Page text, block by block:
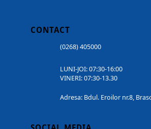
CONTACT
(0268) 405000
LUNI-JOI: 07:30-16:00
VINERI: 07:30-13.30
Adresa: Bdul. Eroilor nr.8,